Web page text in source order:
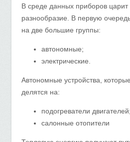
В среде данных приборов царит
разнообразие. В первую
на две большие группы:
автономные;
электрические.
Автономные устройства,
делятся на:
подогреватели двигателей;
салонные отопители